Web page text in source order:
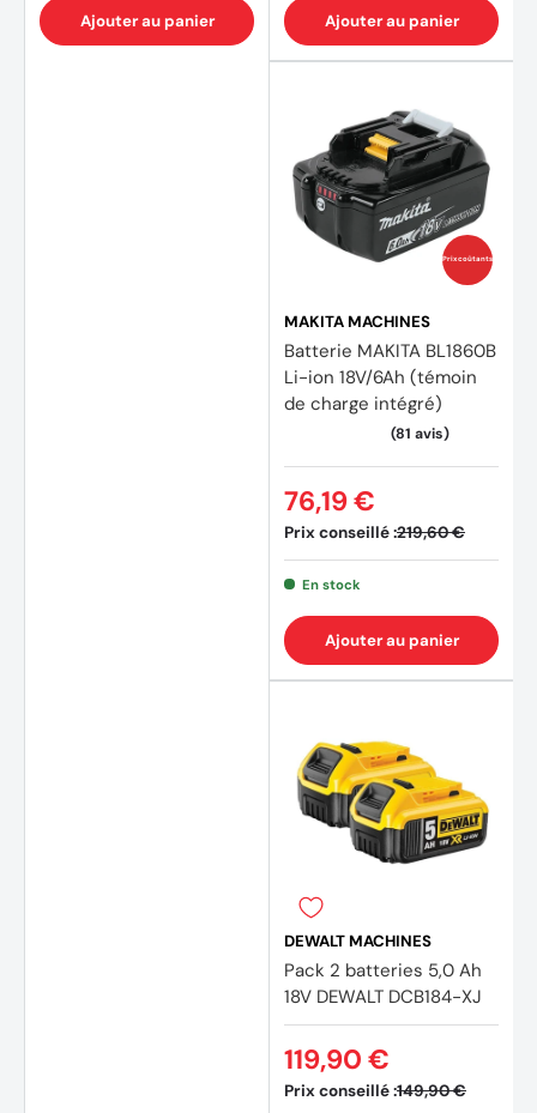
Ajouter au panier Ajouter au panier
Prix coûtants
MAKITA MACHINES
Batterie MAKITA BL1860B
Li-ion 18V/6Ah (témoin
de charge intégré)
Prix conseillé :219,60 €
76,19 €
En stock
Ajouter au panier
DEWALT MACHINES
Pack 2 batteries 5,0 Ah
18V DEWALT DCB184-XJ
Prix conseillé :149,90 €
119,90 €